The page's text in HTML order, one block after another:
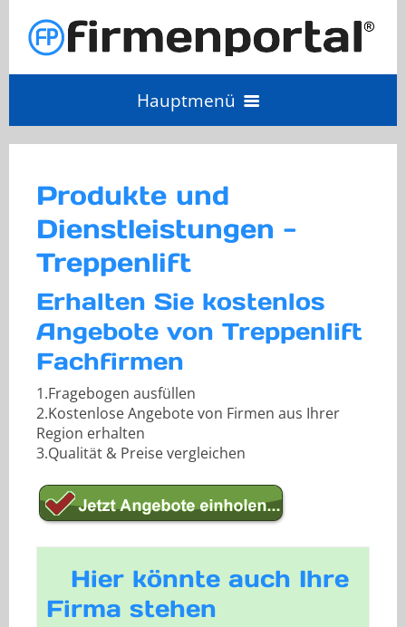
Hauptmenü
Anbieter Login
Anbieter werden
Produkte und
Dienstleistungen -
Treppenlift
Erhalten Sie kostenlos
Angebote von Treppenlift
Fachfirmen
1.Fragebogen ausfüllen
2.Kostenlose Angebote von Firmen aus Ihrer
Region erhalten
3.Qualität & Preise vergleichen
Hier könnte auch Ihre
Firma stehen